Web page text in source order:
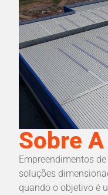
Sobre
Empreendimentos
soluções
quando o objetivo é